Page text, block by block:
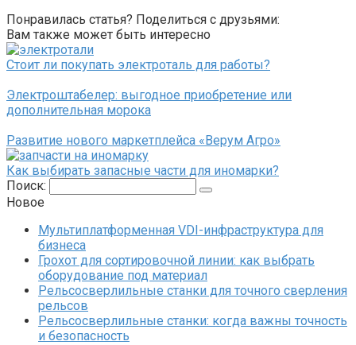
Понравилась статья? Поделиться с друзьями:
Вам также может быть интересно
Стоит ли покупать электроталь для работы?
Электроштабелер: выгодное приобретение или
дополнительная морока
Развитие нового маркетплейса «Верум Агро»
Как выбирать запасные части для иномарки?
Поиск:
Новое
Мультиплатформенная VDI-инфраструктура для
бизнеса
Грохот для сортировочной линии: как выбрать
оборудование под материал
Рельсосверлильные станки для точного сверления
рельсов
Рельсосверлильные станки: когда важны точность
и безопасность